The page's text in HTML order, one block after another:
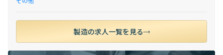
製造の求人一覧を見る